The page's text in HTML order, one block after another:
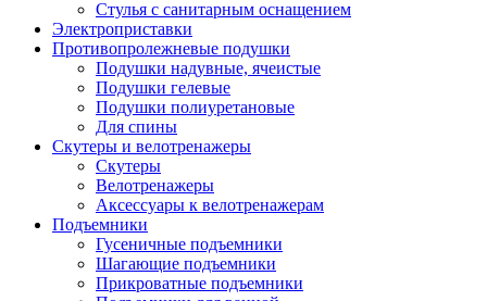
Стулья с санитарным оснащением
Электроприставки
Противопролежневые подушки
Подушки надувные, ячеистые
Подушки гелевые
Подушки полиуретановые
Для спины
Скутеры и велотренажеры
Скутеры
Велотренажеры
Аксессуары к велотренажерам
Подъемники
Гусеничные подъемники
Шагающие подъемники
Прикроватные подъемники